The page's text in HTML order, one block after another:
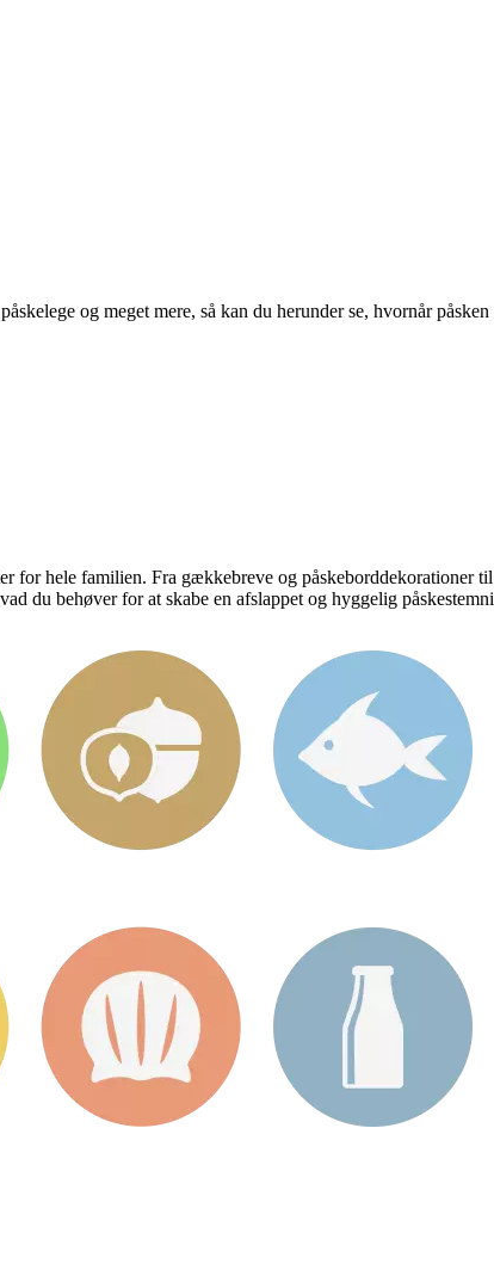
og meget mere, så kan du herunder se, hvornår
for hele familien. Fra gækkebreve og påskeborddekorationer
du behøver for at skabe en afslappet og hyggelig